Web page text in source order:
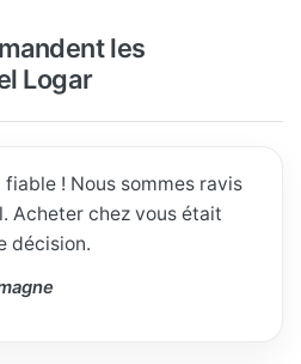
les
Logar
! Nous sommes ravis
Acheter chez vous était
décision.